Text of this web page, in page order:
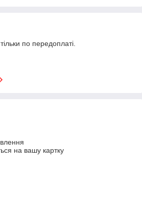
по передоплаті.
на вашу картку